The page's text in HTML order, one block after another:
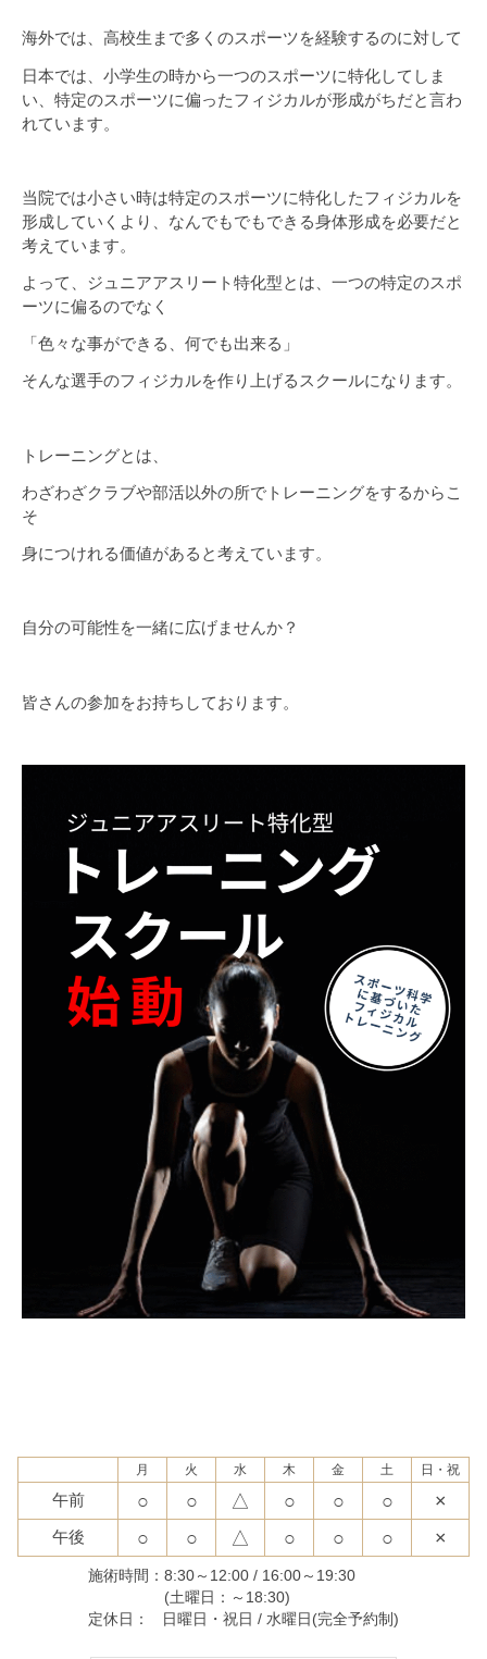
海外では、高校生まで多くのスポーツを経験するのに対して
日本では、小学生の時から一つのスポーツに特化してしま
い、特定のスポーツに偏ったフィジカルが形成がちだと言わ
れています。
当院では小さい時は特定のスポーツに特化したフィジカルを
形成していくより、なんでもでもできる身体形成を必要だと
考えています。
よって、ジュニアアスリート特化型とは、一つの特定のスポ
ーツに偏るのでなく
「色々な事ができる、何でも出来る」
そんな選手のフィジカルを作り上げるスクールになります。
トレーニングとは、
わざわざクラブや部活以外の所でトレーニングをするからこ
そ
身につけれる価値があると考えています。
自分の可能性を一緒に広げませんか？
皆さんの参加をお持ちしております。
月 火 水 木 金 土 日・祝
午前 ○ ○ △ ○ ○ ○ ×
午後 ○ ○ △ ○ ○ ○ ×
施術時間： 8:30～12:00 / 16:00～19:30
(土曜日：～18:30)
定休日：
日曜日・祝日 / 水曜日(完全予約制)